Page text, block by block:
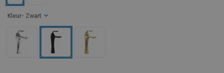
Kleur - Zwart